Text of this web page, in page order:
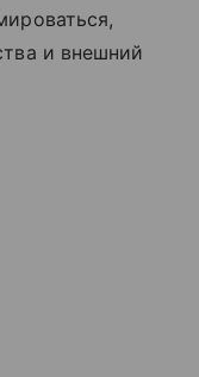
и внешний